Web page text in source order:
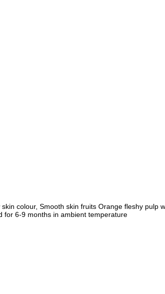
colour, Smooth skin fruits Orange fleshy pulp
for 6-9 months in ambient temperature